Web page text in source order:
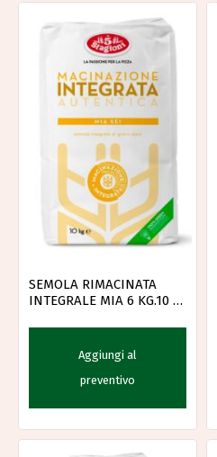
SEMOLA RIMACINATA
INTEGRALE MIA 6 KG.10 5
Aggiungi al
preventivo